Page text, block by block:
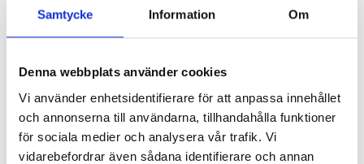
Samtycke Information Om
Denna webbplats använder cookies
Vi använder enhetsidentifierare för att anpassa innehållet
och annonserna till användarna, tillhandahålla funktioner
för sociala medier och analysera vår trafik. Vi
vidarebefordrar även sådana identifierare och annan
väldigt stolt och tacksam över det
fantastiska arbete ni, våra medarbetare
group och på så sätt Eleda framåt. Affären
kommer inte påverka den vardagliga driften
utan all verksamhet kommer fortgå precis
som vanligt. Varma hälsningar Emilie